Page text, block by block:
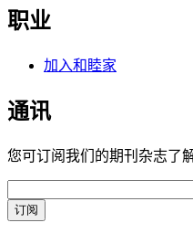
职业
加入和睦家
通讯
您可订阅我们的期刊杂志了